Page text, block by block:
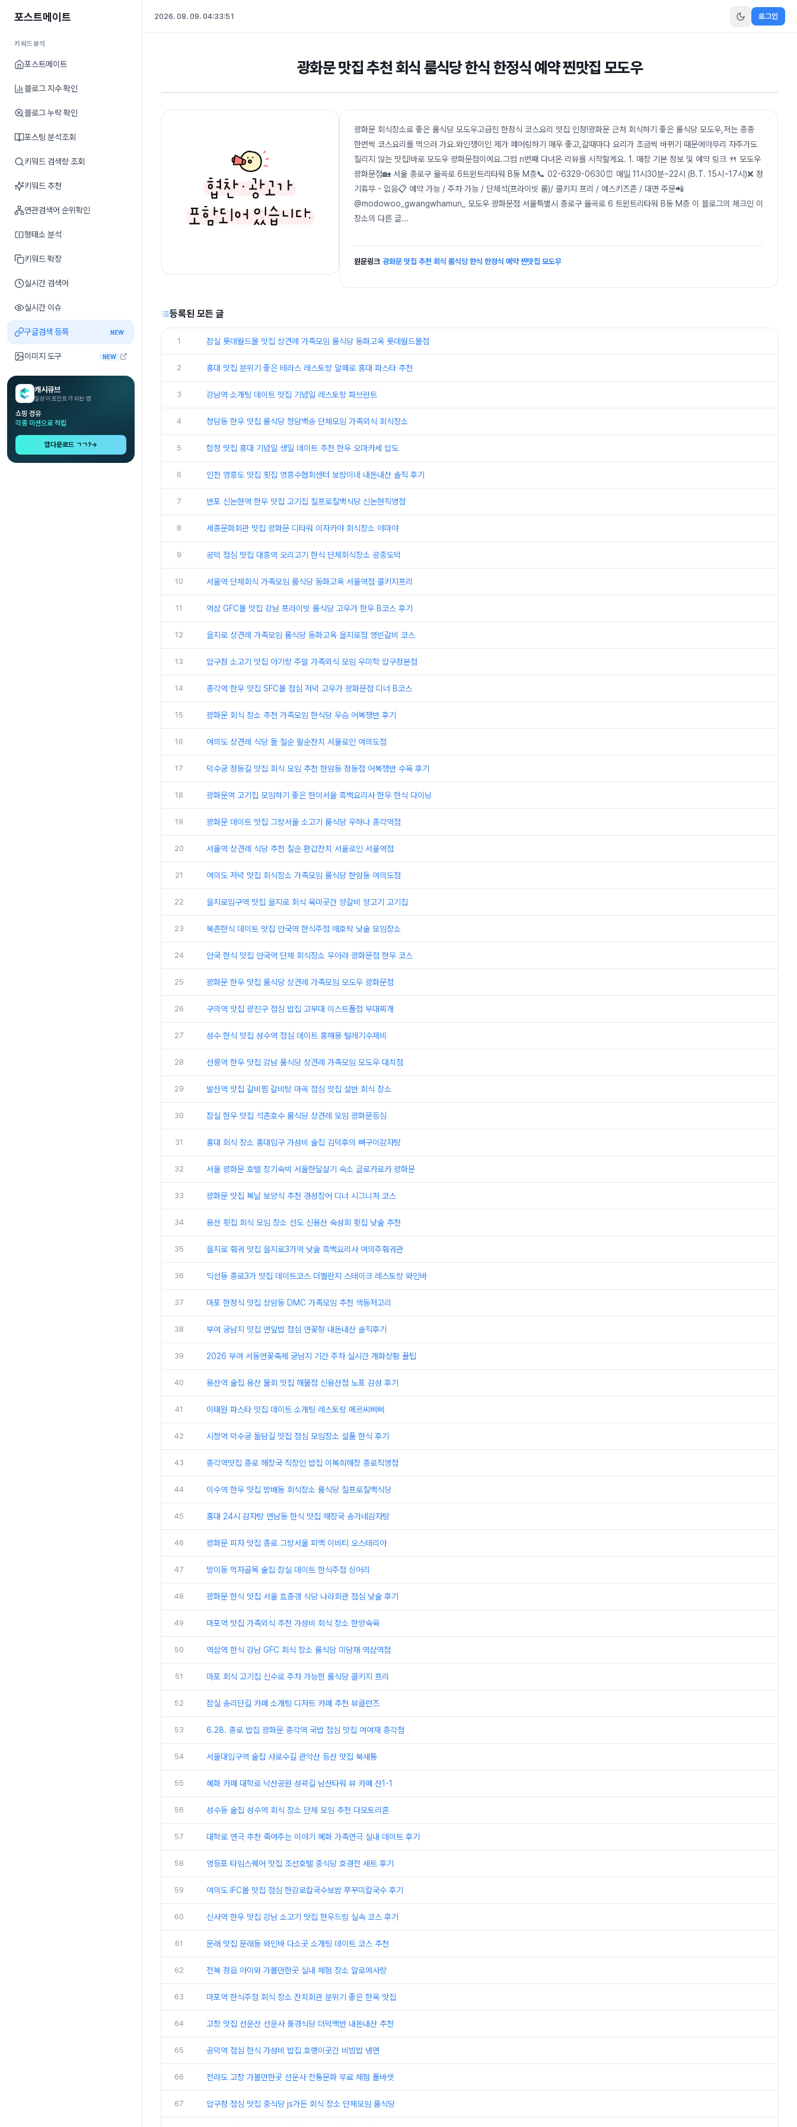
포스트메이트
키워드분석
포스트메이트
블로그 지수 확인
블로그 누락 확인
포스팅 분석조회
키워드 검색량 조회
키워드 추천
연관검색어 순위확인
형태소 분석
키워드 확장
실시간 검색어
실시간 이슈
구글검색 등록 NEW
이미지 도구 NEW
캐시큐브
일상이 포인트가 되는 앱
쇼핑 경유
각종 미션으로 적립
앱다운로드 ㄱㄱ?→
2026. 08. 09. 04:33:52 로그인
광화문 맛집 추천 회식 룸식당 한식 한정식 예약 찐맛집 모도우
광화문 회식장소로 좋은 룸식당 모도우고급진 한정식 코스요리 맛집 인정!광화문 근처 회식하기 좋은 룸식당 모도우,저는 종종
한번씩 코스요리를 먹으러 가요.와인쟁이인 제가 페어링하기 매우 좋고,갈때마다 요리가 조금씩 바뀌기 때문에아무리 자주가도
질리지 않는 맛집!바로 모도우 광화문점이에요.그럼 n번째 다녀온 리뷰를 시작할게요. 1. 매장 기본 정보 및 예약 링크 🍴 모도우
광화문점🏡 서울 종로구 율곡로 6트윈트리타워 B동 M층📞 02-6329-0630⏰ 매일 11시30분~22시 (B.T. 15시~17시)❌ 정
기휴무 - 없음📋 예약 가능 / 주차 가능 / 단체석(프라이빗 룸)/ 콜키지 프리 / 예스키즈존 / 대면 주문📲
@modowoo_gwangwhamun_ 모도우 광화문점 서울특별시 종로구 율곡로 6 트윈트리타워 B동 M층 이 블로그의 체크인 이
장소의 다른 글...
원문링크 광화문 맛집 추천 회식 룸식당 한식 한정식 예약 찐맛집 모도우
등록된 모든 글
1 잠실 롯데월드몰 맛집 상견례 가족모임 룸식당 동화고옥 롯데월드몰점
2 홍대 맛집 분위기 좋은 테라스 레스토랑 알페로 홍대 파스타 추천
3 강남역 소개팅 데이트 맛집 기념일 레스토랑 파브란트
4 청담동 한우 맛집 룸식당 청담백송 단체모임 가족외식 회식장소
5 합정 맛집 홍대 기념일 생일 데이트 추천 한우 오마카세 압도
6 인천 영흥도 맛집 횟집 영흥수협회센터 보람이네 내돈내산 솔직 후기
7 반포 신논현역 한우 맛집 고기집 칠프로칠백식당 신논현직영점
8 세종문화회관 맛집 광화문 디타워 이자카야 회식장소 야마야
9 공덕 점심 맛집 대흥역 오리고기 한식 단체회식장소 공중도덕
10 서울역 단체회식 가족모임 룸식당 동화고옥 서울역점 콜키지프리
11 역삼 GFC몰 맛집 강남 프라이빗 룸식당 고우가 한우 B코스 후기
12 을지로 상견례 가족모임 룸식당 동화고옥 을지로점 영빈갈비 코스
13 압구정 소고기 맛집 아기랑 주말 가족외식 모임 우미학 압구정본점
14 종각역 한우 맛집 SFC몰 점심 저녁 고우가 광화문점 디너 B코스
15 광화문 회식 장소 추천 가족모임 한식당 우슴 어복쟁반 후기
16 여의도 상견례 식당 돌 칠순 팔순잔치 서울로인 여의도점
17 덕수궁 정동길 맛집 회식 모임 추천 한암동 정동점 어복쟁반 수육 후기
18 광화문역 고기집 모임하기 좋은 한이서울 흑백요리사 한우 한식 다이닝
19 광화문 데이트 맛집 그랑서울 소고기 룸식당 우하나 종각역점
20 서울역 상견례 식당 추천 칠순 환갑잔치 서울로인 서울역점
21 여의도 저녁 맛집 회식장소 가족모임 룸식당 한암동 여의도점
22 을지로입구역 맛집 을지로 회식 육미곳간 양갈비 양고기 고기집
23 북촌한식 데이트 맛집 안국역 한식주점 애호락 낮술 모임장소
24 안국 한식 맛집 안국역 단체 회식장소 우아라 광화문점 한우 코스
25 광화문 한우 맛집 룸식당 상견례 가족모임 모도우 광화문점
26 구의역 맛집 광진구 점심 밥집 고부대 이스트폴점 부대찌개
27 성수 한식 맛집 성수역 점심 데이트 홍해몽 털레기수제비
28 선릉역 한우 맛집 강남 룸식당 상견례 가족모임 모도우 대치점
29 발산역 맛집 갈비찜 갈비탕 마곡 점심 맛집 설반 회식 장소
30 잠실 한우 맛집 석촌호수 룸식당 상견례 모임 광화문등심
31 홍대 회식 장소 홍대입구 가성비 술집 김덕후의 뼈구이감자탕
32 서울 광화문 호텔 장기숙박 서울한달살기 숙소 글로카로카 광화문
33 광화문 맛집 복날 보양식 추천 경성장어 디너 시그니처 코스
34 용산 횟집 회식 모임 장소 선도 신용산 숙성회 횟집 낮술 추천
35 을지로 훠궈 맛집 을지로3가역 낮술 흑백요리사 여의주훠궈관
36 익선동 종로3가 맛집 데이트코스 더멜란지 스테이크 레스토랑 와인바
37 마포 한정식 맛집 상암동 DMC 가족모임 추천 색동저고리
38 부여 궁남지 맛집 연잎밥 점심 연꽃향 내돈내산 솔직후기
39 2026 부여 서동연꽃축제 궁남지 기간 주차 실시간 개화상황 꿀팁
40 용산역 술집 용산 물회 맛집 해물점 신용산점 노포 감성 후기
41 이태원 파스타 맛집 데이트 소개팅 레스토랑 메르씨삐삐
42 시청역 덕수궁 돌담길 맛집 점심 모임장소 설품 한식 후기
43 종각역맛집 종로 해장국 직장인 밥집 이복희해장 종로직영점
44 이수역 한우 맛집 방배동 회식장소 룸식당 칠프로칠백식당
45 홍대 24시 감자탕 연남동 한식 맛집 해장국 송가네감자탕
46 광화문 피자 맛집 종로 그랑서울 피맥 이비티 오스테리아
47 방이동 먹자골목 술집 잠실 데이트 한식주점 싱어리
48 광화문 한식 맛집 서울 효종갱 식당 나라회관 점심 낮술 후기
49 마포역 맛집 가족외식 추천 가성비 회식 장소 한양숙육
50 역삼역 한식 강남 GFC 회식 장소 룸식당 미담재 역삼역점
51 마포 회식 고기집 신수로 주차 가능한 룸식당 콜키지 프리
52 잠실 송리단길 카페 소개팅 디저트 카페 추천 뷰클런즈
53 6.28. 종로 밥집 광화문 종각역 국밥 점심 맛집 여여재 종각점
54 서울대입구역 술집 샤로수길 관악산 등산 맛집 북새통
55 혜화 카페 대학로 낙산공원 성곽길 남산타워 뷰 카페 산1-1
56 성수동 술집 성수역 회식 장소 단체 모임 추천 다모토리혼
57 대학로 연극 추천 죽여주는 이야기 혜화 가족연극 실내 데이트 후기
58 영등포 타임스퀘어 맛집 조선호텔 중식당 호경전 세트 후기
59 여의도 IFC몰 맛집 점심 한강로칼국수보쌈 쭈꾸미칼국수 후기
60 신사역 한우 맛집 강남 소고기 맛집 한우드림 실속 코스 후기
61 문래 맛집 문래동 와인바 다소곳 소개팅 데이트 코스 추천
62 전북 정읍 아이와 가볼만한곳 실내 체험 장소 알로에사랑
63 마포역 한식주점 회식 장소 잔치회관 분위기 좋은 한옥 맛집
64 고창 맛집 선운산 선운사 풍경식당 더덕백반 내돈내산 추천
65 공덕역 점심 한식 가성비 밥집 호랭이곳간 비빔밥 냉면
66 전라도 고창 가볼만한곳 선운사 전통문화 무료 체험 폴바셋
67 압구정 점심 맛집 중식당 js가든 회식 장소 단체모임 룸식당